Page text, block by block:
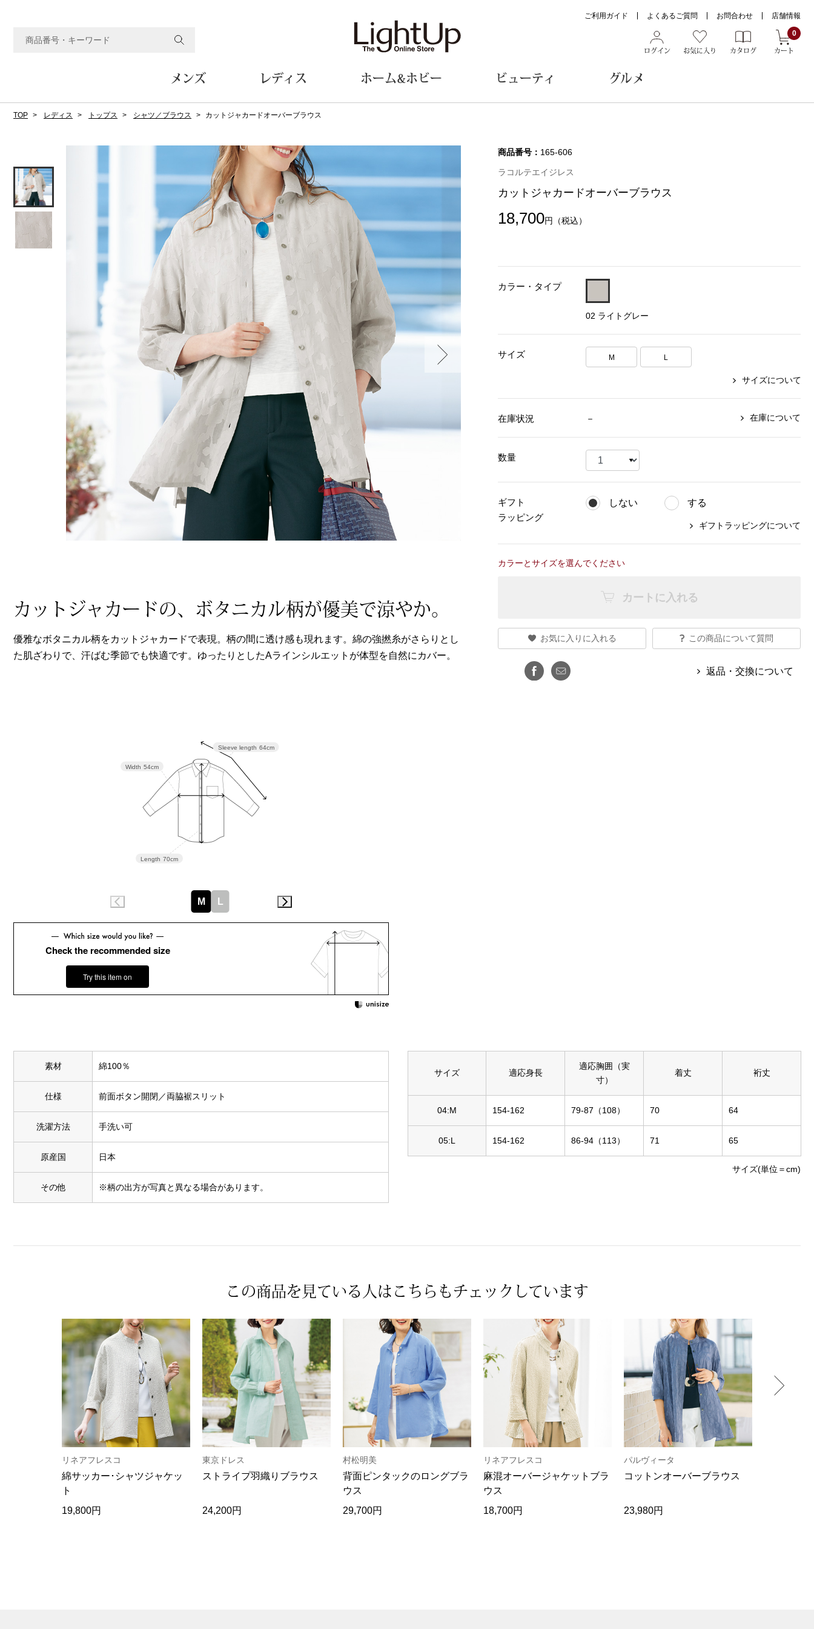
ログイン お気に入り カタログ
0
カート
ご利用ガイド よくあるご質問 お問合わせ 店舗情報
メンズ
ジャケット
コート
ブルゾン
その他
パンツ／スラックス
ショート･クロップドパンツ
ルーム･アンダーウェア
ルームウェア／パジャマ
アンダーウェア
その他
トートバッグ
ハンドバッグ
ショルダーバッグ
ブリーフケース
クラッチバッグ
ボディバッグ
リュック･バックパック
ボストンバッグ
スーツケース／キャリーバッグ
シューズ
スリップオン
レースアップ
スニーカー
ブーツ
サンダル
その他
財布／コインケース
革小物
ポーチ
ウオッチ／アクセサリー
ウオッチ
ネックレス
ブレスレット
その他
ファッション雑貨
帽子
ネクタイ
マフラー／スヌード
スカーフ／ストール
手袋
ベルト
靴下
サングラス／メガネ
傘／日傘
その他
和装
その他
その他
BOGARD 最新号はこちら
おすすめブランド
カンタベリー
【特集】Travel Partner／トラベル
【特集】HELLY HANSEN／ヘリー
ハンセン
おすすめカタログ
BOGARD August 2026 vol.181
レディス
ジャケット
コート
ブルゾン
その他
タンクトップ／キャミソール
ワンピース／チュニック
シャツワンピース
パンツ／スラックス
ワイド･ガウチョパンツ
レギンス／スパッツ
ショート･クロップドパンツ
その他
ルーム･アンダーウェア
ルームウェア／パジャマ
アンダーウェア
その他
バッグ
トートバッグ
ハンドバッグ
ショルダーバッグ
クラッチバッグ
ボディバッグ
リュック･バックパック
ボストンバッグ
スーツケース／キャリーバッグ
その他
スリップオン
レースアップ
パンプス
スニーカー
ブーツ
サンダル
その他
財布／小物
財布／コインケース
革小物
ポーチ
その他
ウオッチ／アクセサリー
ウオッチ
ネックレス
ブレスレット
リング
イヤリング／ピアス
ブローチ
その他
ファッション雑貨
マフラー／スヌード
手袋
その他
着物／浴衣
その他
リネアフレスコ
ヤッコマリカルド
ミスキョウコ
【特集】ベーシックアイテム for
ホーム&ホビー
テーブル／椅子･座椅子
収納家具
その他
ファブリック
ブランケット／ソファカバー
カーペット／ラグ／マット
カーテン／のれん／簾
クロック／気象計
バス･トイレタリー
スリッパ／ルームシューズ
防災･防犯用品
和のインテリア小物
キッチン･テーブルウェア
テーブルウェア
調理器具
キッチン雑貨
その他
家電
生活家電
キッチン家電
AV機器
その他
ホビー･キッズ
ホビー／玩具
人形／ぬいぐるみ
光学機器
ステーショナリー
AVソフト／書籍／図録
アウトドア･スポーツ用品
おすすめブランド
ソニー
【特集】William Morris／ウィリア
ビューティ
ボディケア
ヘアケア
メイクアップ
フレグランス
その他
ベキュア グラン／プレミアム
メイクプロポーション
ネイチャーマジック
かづきれいこ
テム
グルメ
ワイン／ビール／酒
その他
食彩倶楽部
【特集】〈銀座 梅林〉国産ヒレ肉
TOP レディス トップス シャツ／ブラウス カットジャカードオーバーブラウス
カットジャカードの、ボタニカル柄が優美で涼やか。
優雅なボタニカル柄をカットジャカードで表現。柄の間に透け感も現れます。綿の強撚糸がさらりとし
た肌ざわりで、汗ばむ季節でも快適です。ゆったりとしたAラインシルエットが体型を自然にカバー。
商品番号： 165-606
ラコルテエイジレス
カットジャカードオーバーブラウス
18,700円 （税込）
カラー・タイプ
02 ライトグレー
サイズ M L
サイズについて
在庫状況 － 在庫について
数量
ギフト
ラッピング
しない する
ギフトラッピングについて
カラーとサイズを選んでください
カートに入れる
お気に入りに入れる この商品について質問
返品・交換について
Sleeve length 64cm
Length 70cm
Width 54cm
M L
Check the recommended size
Try this item on
素材 綿100％
仕様 前面ボタン開閉／両脇裾スリット
洗濯方法 手洗い可
原産国 日本
その他 ※柄の出方が写真と異なる場合があります。
サイズ 適応身長
適応胸囲（実
寸）
着丈 裄丈
04:M 154-162 79-87（108） 70 64
05:L 154-162 86-94（113） 71 65
サイズ(単位＝cm)
この商品を見ている人は こちらもチェックしています
リネアフレスコ
綿サッカー･シャツジャケッ
ト
19,800円
東京ドレス
ストライプ羽織りブラウス
24,200円
村松明美
背面ピンタックのロングブラ
ウス
29,700円
リネアフレスコ
麻混オーバージャケットブラ
ウス
18,700円
パルヴィータ
コットンオーバーブラウス
23,980円